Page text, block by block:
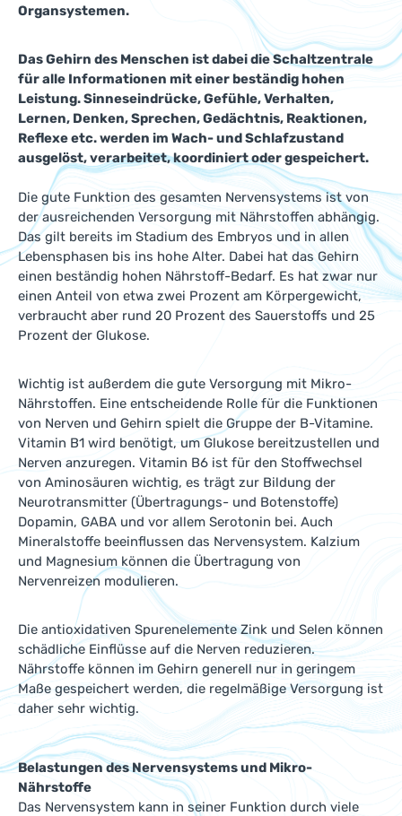
Organsystemen.
Das Gehirn des Menschen ist dabei die Schaltzentrale
für alle Informationen mit einer beständig hohen
Leistung. Sinneseindrücke, Gefühle, Verhalten,
Lernen, Denken, Sprechen, Gedächtnis, Reaktionen,
Reflexe etc. werden im Wach- und Schlafzustand
ausgelöst, verarbeitet, koordiniert oder gespeichert.
Die gute Funktion des gesamten Nervensystems ist von
der ausreichenden Versorgung mit Nährstoffen abhängig.
Das gilt bereits im Stadium des Embryos und in allen
Lebensphasen bis ins hohe Alter. Dabei hat das Gehirn
einen beständig hohen Nährstoff-Bedarf. Es hat zwar nur
einen Anteil von etwa zwei Prozent am Körpergewicht,
verbraucht aber rund 20 Prozent des Sauerstoffs und 25
Prozent der Glukose.
Wichtig ist außerdem die gute Versorgung mit Mikro-
Nährstoffen. Eine entscheidende Rolle für die Funktionen
von Nerven und Gehirn spielt die Gruppe der B-Vitamine.
Vitamin B1 wird benötigt, um Glukose bereitzustellen und
Nerven anzuregen. Vitamin B6 ist für den Stoffwechsel
von Aminosäuren wichtig, es trägt zur Bildung der
Neurotransmitter (Übertragungs- und Botenstoffe)
Dopamin, GABA und vor allem Serotonin bei. Auch
Mineralstoffe beeinflussen das Nervensystem. Kalzium
und Magnesium können die Übertragung von
Nervenreizen modulieren.
Die antioxidativen Spurenelemente Zink und Selen können
schädliche Einflüsse auf die Nerven reduzieren.
Nährstoffe können im Gehirn generell nur in geringem
Maße gespeichert werden, die regelmäßige Versorgung ist
daher sehr wichtig.
Belastungen des Nervensystems und Mikro-
Nährstoffe
Das Nervensystem kann in seiner Funktion durch viele